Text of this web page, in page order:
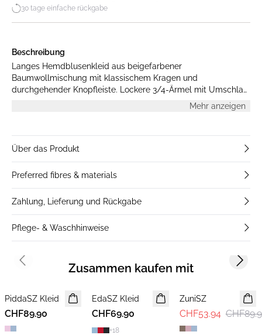
30 tage einfache rückgabe
Beschreibung
Langes Hemdblusenkleid aus beigefarbener
Baumwollmischung mit klassischem Kragen und
durchgehender Knopfleiste. Lockere 3/4-Ärmel mit Umschlag
und Knopf. Bequemer Schnitt mit Seitenschlitzen. Das Model
Mehr anzeigen
Über das Produkt
Preferred fibres & materials
Zahlung, Lieferung und Rückgabe
Pflege- & Waschhinweise
Zusammen kaufen mit
NEUHEIT
PiddaSZ Kleid
CHF89.90
EdaSZ Kleid
CHF69.90
+18
-40%
ZuniSZ
CHF53.94
Previous slide Next